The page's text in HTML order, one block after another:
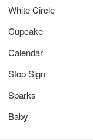
White Circle
Cupcake
Calendar
Stop Sign
Sparks
Baby